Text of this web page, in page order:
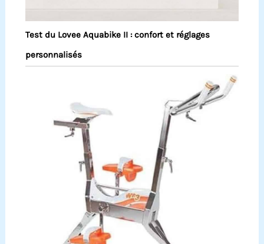
Test du Lovee Aquabike II : confort et réglages
personnalisés